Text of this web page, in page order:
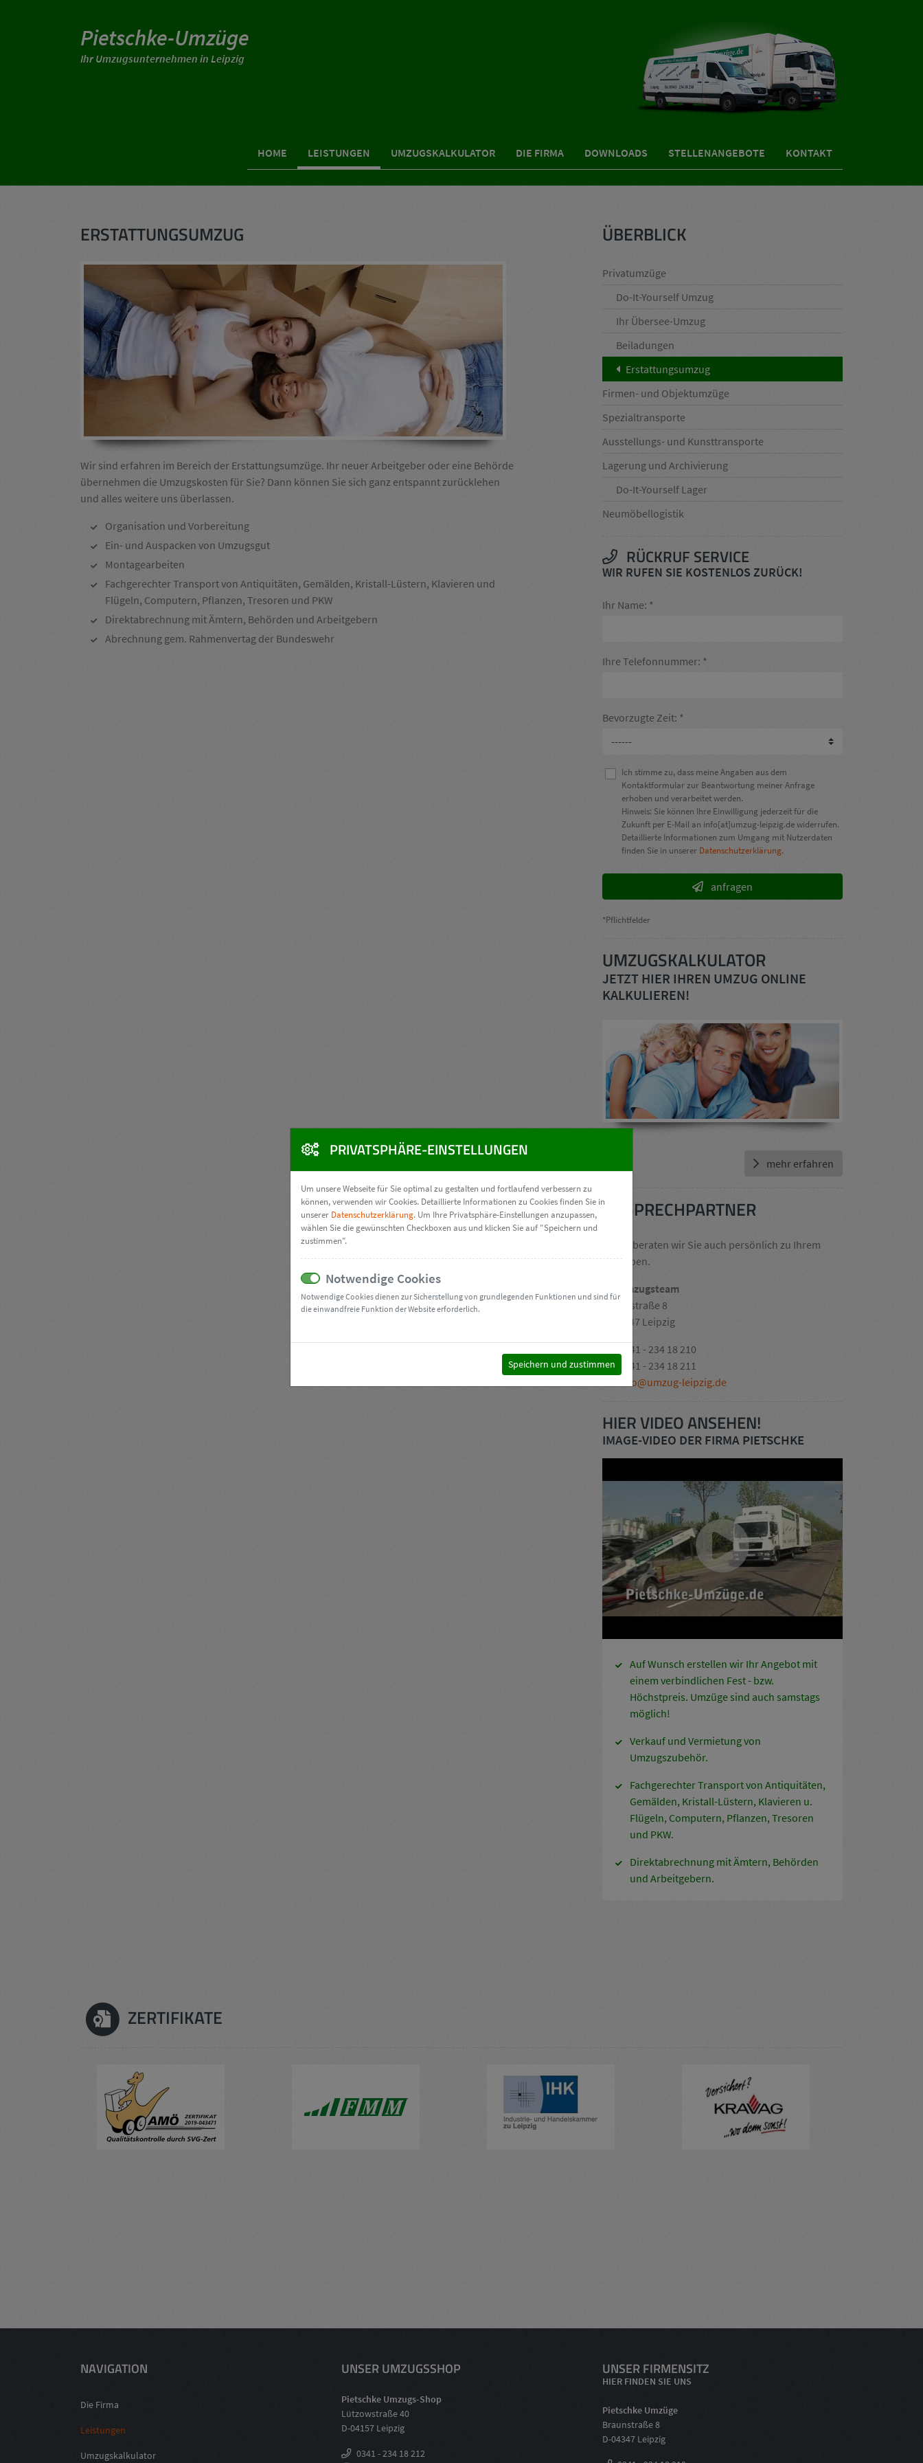
PRIVATSPHÄRE-EINSTELLUNGEN
Um unsere Webseite für Sie optimal zu gestalten und fortlaufend verbessern zu
können, verwenden wir Cookies. Detaillierte Informationen zu Cookies finden Sie in
unserer Datenschutzerklärung. Um Ihre Privatsphäre-Einstellungen anzupassen,
wählen Sie die gewünschten Checkboxen aus und klicken Sie auf "Speichern und
zustimmen".
Notwendige Cookies
Notwendige Cookies dienen zur Sicherstellung von grundlegenden Funktionen und sind für
die einwandfreie Funktion der Website erforderlich.
Speichern und zustimmen
Pietschke-Umzüge
Ihr Umzugsunternehmen in Leipzig
HOME LEISTUNGEN UMZUGSKALKULATOR DIE FIRMA DOWNLOADS STELLENANGEBOTE KONTAKT
ERSTATTUNGSUMZUG
Wir sind erfahren im Bereich der Erstattungsumzüge. Ihr neuer Arbeitgeber oder eine Behörde
übernehmen die Umzugskosten für Sie? Dann können Sie sich ganz entspannt zurücklehen
und alles weitere uns überlassen.
Organisation und Vorbereitung
Ein- und Auspacken von Umzugsgut
Montagearbeiten
Fachgerechter Transport von Antiquitäten, Gemälden, Kristall-Lüstern, Klavieren und
Flügeln, Computern, Pflanzen, Tresoren und PKW
Direktabrechnung mit Ämtern, Behörden und Arbeitgebern
Abrechnung gem. Rahmenvertag der Bundeswehr
ÜBERBLICK
Privatumzüge
Do-It-Yourself Umzug
Ihr Übersee-Umzug
Beiladungen
Erstattungsumzug
Firmen- und Objektumzüge
Spezialtransporte
Ausstellungs- und Kunsttransporte
Lagerung und Archivierung
Do-It-Yourself Lager
Neumöbellogistik
RÜCKRUF SERVICE
WIR RUFEN SIE KOSTENLOS ZURÜCK!
Ihr Name:
Ihre Telefonnummer:
Bevorzugte Zeit:
Ich stimme zu, dass meine Angaben aus dem
Kontaktformular zur Beantwortung meiner Anfrage
erhoben und verarbeitet werden.
Hinweis: Sie können Ihre Einwilligung jederzeit für die
Zukunft per E-Mail an info[at]umzug-leipzig.de widerrufen.
Detaillierte Informationen zum Umgang mit Nutzerdaten
finden Sie in unserer Datenschutzerklärung.
anfragen
*Pflichtfelder
UMZUGSKALKULATOR
JETZT HIER IHREN UMZUG ONLINE
KALKULIEREN!
mehr erfahren
ANSPRECHPARTNER
Gerne beraten wir Sie auch persönlich zu Ihrem
Vorhaben.
Ihr Umzugsteam
Braunstraße 8
D-04347 Leipzig
0341 - 234 18 210
0341 - 234 18 211
info@umzug-leipzig.de
HIER VIDEO ANSEHEN!
IMAGE-VIDEO DER FIRMA PIETSCHKE
Auf Wunsch erstellen wir Ihr Angebot mit
einem verbindlichen Fest - bzw.
Höchstpreis. Umzüge sind auch samstags
möglich!
Verkauf und Vermietung von
Umzugszubehör.
Fachgerechter Transport von Antiquitäten,
Gemälden, Kristall-Lüstern, Klavieren u.
Flügeln, Computern, Pflanzen, Tresoren
und PKW.
Direktabrechnung mit Ämtern, Behörden
und Arbeitgebern.
ZERTIFIKATE
NAVIGATION
Die Firma
Leistungen
Umzugskalkulator
UNSER UMZUGSSHOP
Pietschke Umzugs-Shop
Lützowstraße 40
D-04157 Leipzig
0341 - 234 18 212
UNSER FIRMENSITZ
HIER FINDEN SIE UNS
Pietschke Umzüge
Braunstraße 8
D-04347 Leipzig